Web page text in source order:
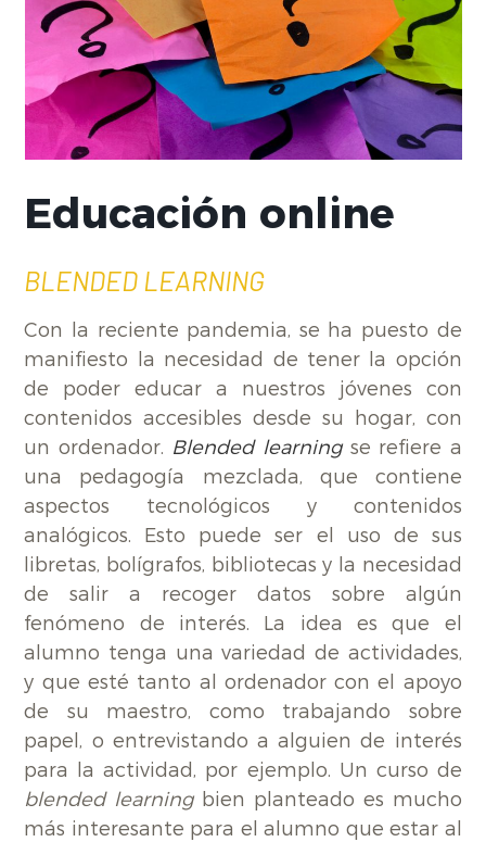
Educación online
BLENDED LEARNING
Con la reciente pandemia, se ha puesto de
manifiesto la necesidad de tener la opción
de poder educar a nuestros jóvenes con
contenidos accesibles desde su hogar, con
un ordenador. Blended learningse refiere a
una pedagogía mezclada, que contiene
aspectos tecnológicos y contenidos
analógicos. Esto puede ser el uso de sus
libretas, bolígrafos, bibliotecas y la necesidad
de salir a recoger datos sobre algún
fenómeno de interés. La idea es que el
alumno tenga una variedad de actividades,
y que esté tanto al ordenador con el apoyo
de su maestro, como trabajando sobre
papel, o entrevistando a alguien de interés
para la actividad, por ejemplo. Un curso de
blended learningbien planteado es mucho
más interesante para el alumno que estar al